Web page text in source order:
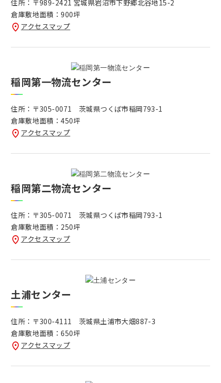
住所：〒989-2421 宮城県岩沼市下野郷北谷地15-2
倉庫敷地面積：900坪
アクセスマップ
稲岡第一物流センター
住所：〒305-0071 茨城県つくば市稲岡793-1
倉庫敷地面積：450坪
アクセスマップ
稲岡第二物流センター
住所：〒305-0071 茨城県つくば市稲岡793-1
倉庫敷地面積：250坪
アクセスマップ
土浦センター
住所：〒300-4111 茨城県土浦市大畑887-3
倉庫敷地面積：650坪
アクセスマップ